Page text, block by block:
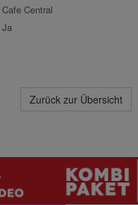
Cafe Central
Ja
Zurück zur Übersicht